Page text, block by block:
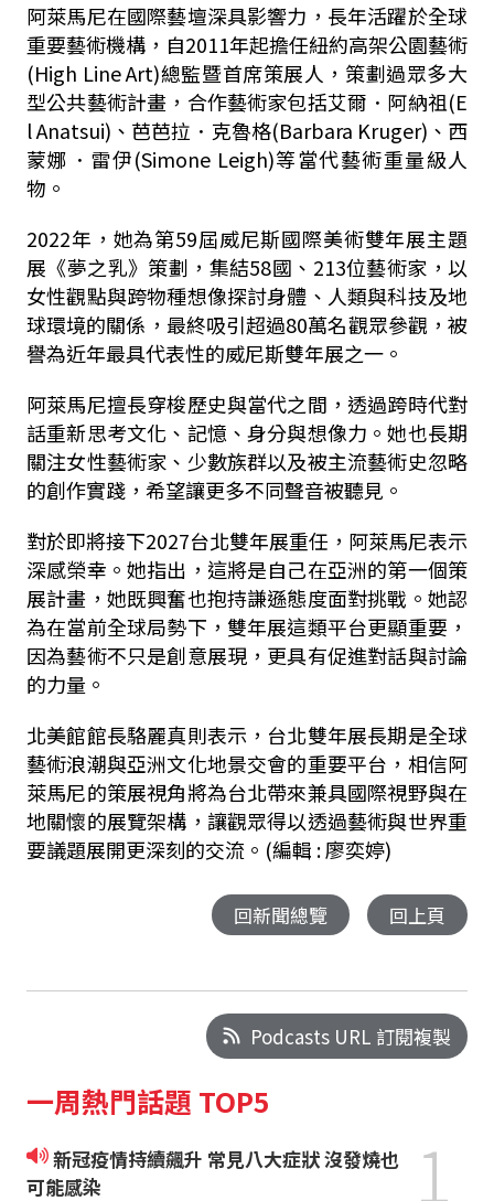
阿萊馬尼在國際藝壇深具影響力，長年活躍於全球
重要藝術機構，自2011年起擔任紐約高架公園藝術
(High Line Art)總監暨首席策展人，策劃過眾多大
型公共藝術計畫，合作藝術家包括艾爾．阿納祖(E
l Anatsui)、芭芭拉．克魯格(Barbara Kruger)、西
蒙娜．雷伊(Simone Leigh)等當代藝術重量級人
物。
2022年，她為第59屆威尼斯國際美術雙年展主題
展《夢之乳》策劃，集結58國、213位藝術家，以
女性觀點與跨物種想像探討身體、人類與科技及地
球環境的關係，最終吸引超過80萬名觀眾參觀，被
譽為近年最具代表性的威尼斯雙年展之一。
阿萊馬尼擅長穿梭歷史與當代之間，透過跨時代對
話重新思考文化、記憶、身分與想像力。她也長期
關注女性藝術家、少數族群以及被主流藝術史忽略
的創作實踐，希望讓更多不同聲音被聽見。
對於即將接下2027台北雙年展重任，阿萊馬尼表示
深感榮幸。她指出，這將是自己在亞洲的第一個策
展計畫，她既興奮也抱持謙遜態度面對挑戰。她認
為在當前全球局勢下，雙年展這類平台更顯重要，
因為藝術不只是創意展現，更具有促進對話與討論
的力量。
北美館館長駱麗真則表示，台北雙年展長期是全球
藝術浪潮與亞洲文化地景交會的重要平台，相信阿
萊馬尼的策展視角將為台北帶來兼具國際視野與在
地關懷的展覽架構，讓觀眾得以透過藝術與世界重
要議題展開更深刻的交流。(編輯 : 廖奕婷)
回新聞總覽 回上頁
Podcasts URL 訂閱複製
一周熱門話題 TOP5
新冠疫情持續飆升 常見八大症狀 沒發燒也
可能感染
1